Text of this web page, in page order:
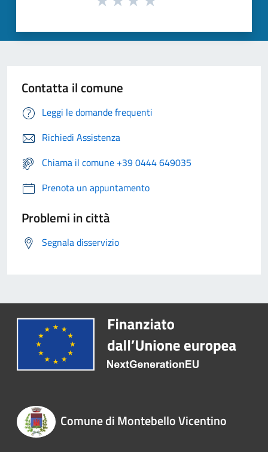
Contatta il comune
Leggi le domande frequenti
Richiedi Assistenza
Chiama il comune +39 0444 649035
Prenota un appuntamento
Problemi in città
Segnala disservizio
Comune di Montebello Vicentino